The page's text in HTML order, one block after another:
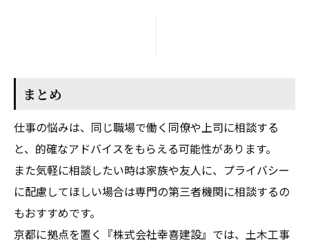
まとめ
仕事の悩みは、同じ職場で働く同僚や上司に相談する
と、的確なアドバイスをもらえる可能性があります。
また気軽に相談したい時は家族や友人に、プライバシー
に配慮してほしい場合は専門の第三者機関に相談するの
もおすすめです。
京都に拠点を置く『株式会社幸喜建設』では、土木工事